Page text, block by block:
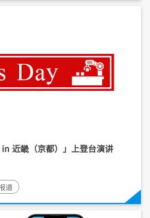
近畿（京都）」上登台演讲
道